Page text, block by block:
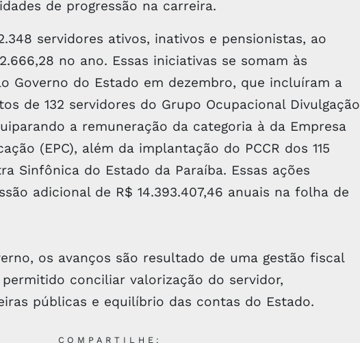
de progressão na carreira.
servidores ativos, inativos e pensionistas, ao
no ano. Essas iniciativas se somam às
Governo do Estado em dezembro, que incluíram a
de 132 servidores do Grupo Ocupacional Divulgação
a remuneração da categoria à da Empresa
(EPC), além da implantação do PCCR dos 115
Sinfônica do Estado da Paraíba. Essas ações
adicional de R$ 14.393.407,46 anuais na folha de
os avanços são resultado de uma gestão fiscal
conciliar valorização do servidor,
públicas e equilíbrio das contas do Estado.
COMPARTILHE: